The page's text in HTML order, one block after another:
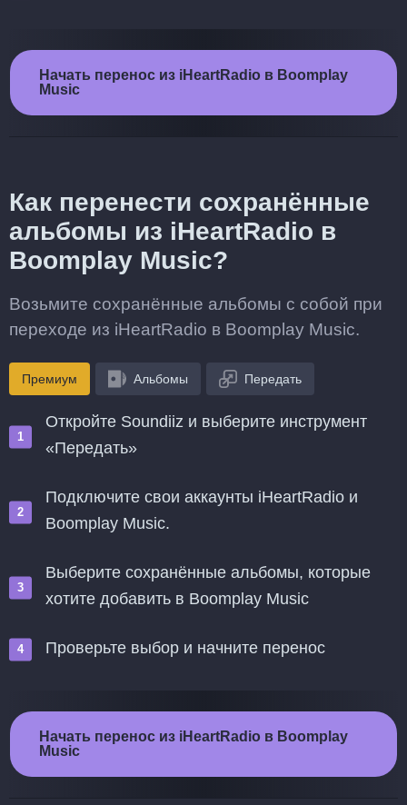
Начать перенос из iHeartRadio в Boomplay
Music
Как перенести сохранённые
альбомы из iHeartRadio в
Boomplay Music?
Возьмите сохранённые альбомы с собой при
переходе из iHeartRadio в Boomplay Music.
Премиум Альбомы Передать
Откройте Soundiiz и выберите инструмент
«Передать»
Подключите свои аккаунты iHeartRadio и
Boomplay Music.
Выберите сохранённые альбомы, которые
хотите добавить в Boomplay Music
Проверьте выбор и начните перенос
Начать перенос из iHeartRadio в Boomplay
Music